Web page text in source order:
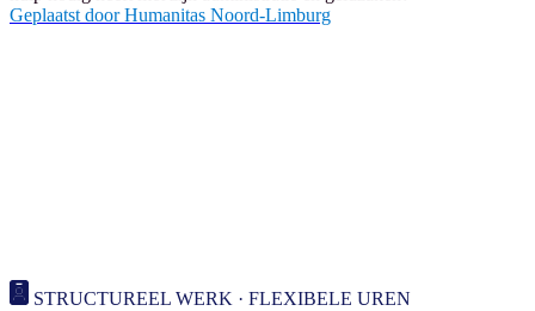
Geplaatst door Humanitas Noord-Limburg
STRUCTUREEL WERK · FLEXIBELE UREN